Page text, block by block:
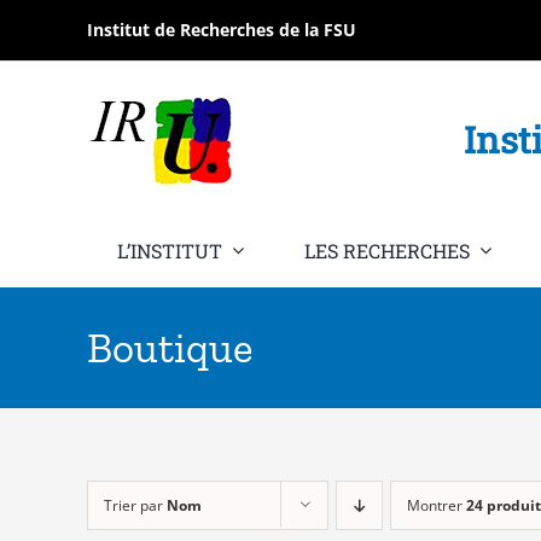
contenu
Institut de Recherches de la FSU
L’INSTITUT LES RECHERCHES
Boutique
Trier par Nom Montrer24